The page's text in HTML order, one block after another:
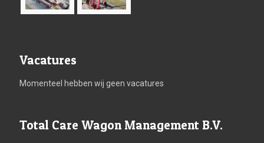
Vacatures
Momenteel hebben wij geen vacatures
Total Care Wagon Management B.V.